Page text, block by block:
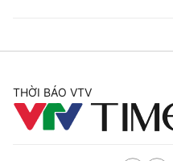
THỜI BÁO VTV